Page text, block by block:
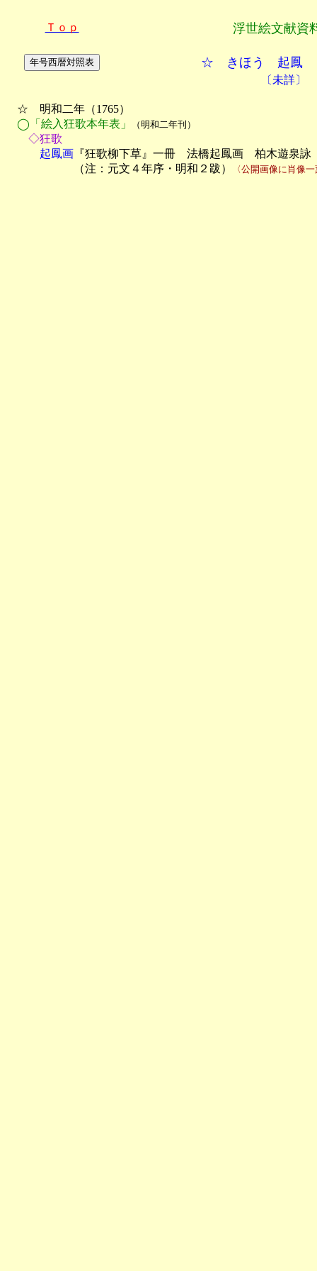
Ｔｏｐ 浮世絵文献資
☆ きほう 起鳳
〔未詳〕
☆　明和二年（1765）
◯「絵入狂歌本年表」
（明和二年刊）
◇狂歌
起鳳画 『狂歌柳下草』一冊　法橋起鳳画　柏木遊泉
（注：元文４年序・明和２跋）